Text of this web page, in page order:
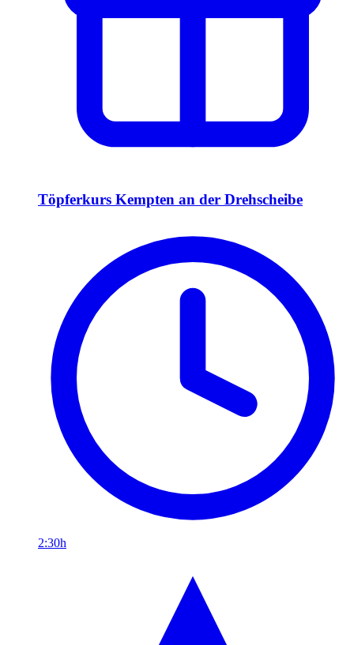
Töpferkurs Kempten an der Drehscheibe
2:30h